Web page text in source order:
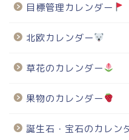
目標管理カレンダー
北欧カレンダー
草花のカレンダー
果物のカレンダー
誕生石・宝石のカレン